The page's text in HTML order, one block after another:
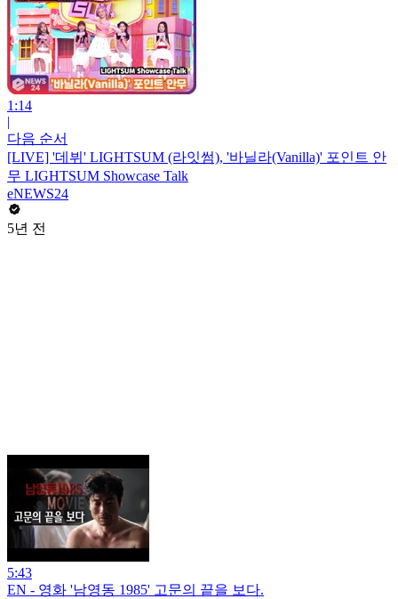
1:14
|
다음 순서
[LIVE] '데뷔' LIGHTSUM (라잇썸), '바닐라(Vanilla)' 포인트 안
무 LIGHTSUM Showcase Talk
eNEWS24
5년 전
5:43
EN - 영화 '남영동 1985' 고문의 끝을 보다.